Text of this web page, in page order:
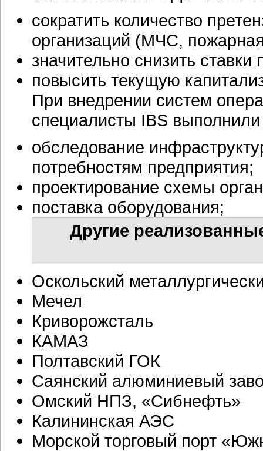
сократить количество
организаций (МЧС,
значительно снизить ставки
повысить текущую
При внедрении систем
специалисты IBS
обследование
потребностям предприятия;
проектирование схемы
поставка оборудования;
Другие
Оскольский
Мечел
Криворожсталь
КАМАЗ
Полтавский ГОК
Саянский алюминиевый
Омский НПЗ, «Сибнефть»
Калининская АЭС
Морской торговый порт